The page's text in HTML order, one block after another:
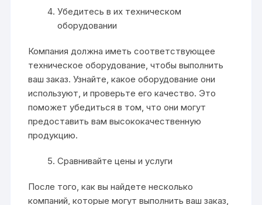
Убедитесь в их техническом
оборудовании
Компания должна иметь соответствующее
техническое оборудование, чтобы выполнить
ваш заказ. Узнайте, какое оборудование они
используют, и проверьте его качество. Это
поможет убедиться в том, что они могут
предоставить вам высококачественную
продукцию.
Сравнивайте цены и услуги
После того, как вы найдете несколько
компаний, которые могут выполнить ваш заказ,